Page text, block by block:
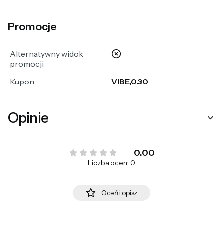
Promocje
Alternatywny widok
promocji
nie
Kupon VIBE,0.30
Opinie
0.00
Liczba ocen: 0
Oceń i opisz